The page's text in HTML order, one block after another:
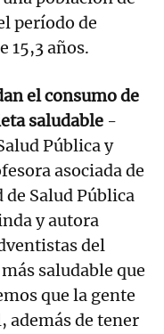
período de
15,3 años.
el consumo de
saludable -
Pública y
asociada de
Salud Pública
y autora
del
saludable que
que la gente
además de tener